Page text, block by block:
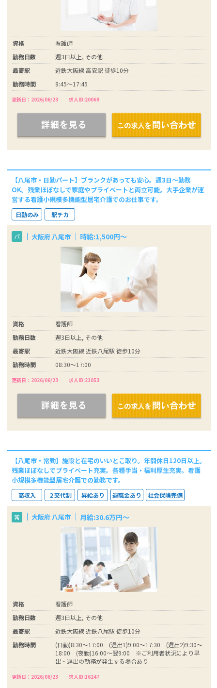
資格
看護師
勤務日数
週3日以上, その他
最寄駅
近鉄大阪線 高安駅 徒歩10分
勤務時間
8:45～17:45
更新日：2026/06/23 求人ID:20069
【八尾市・日勤パート】ブランクがあっても安心。週3日～勤務
OK。残業ほぼなしで家庭やプライベートと両立可能。大手企業が運
営する看護小規模多機能型居宅介護でのお仕事です。
日勤のみ 駅チカ
パ 大阪府 八尾市 時給:1,500円～
資格
看護師
勤務日数
週3日以上, その他
最寄駅
近鉄大阪線 近鉄八尾駅 徒歩10分
勤務時間
08:30～17:00
更新日：2026/06/23 求人ID:21053
【八尾市・常勤】施設と在宅のいいとこ取り。年間休日120日以上。
残業ほぼなしでプライベート充実。各種手当・福利厚生充実。看護
小規模多機能型居宅介護での勤務です。
高収入 ２交代制 昇給あり 退職金あり 社会保険完備
常 大阪府 八尾市 月給:30.6万円～
資格
看護師
勤務日数
週3日以上, その他
最寄駅
近鉄大阪線 近鉄八尾駅 徒歩10分
勤務時間
(日勤)8:30～17:00 (遅出1)9:00～17:30 (遅出2)9:30～
18:00 (夜勤)16:00～翌9:00 ※ご利用者状況により早
出・遅出の勤務が発生する場合あり
更新日：2026/06/23 求人ID:16247